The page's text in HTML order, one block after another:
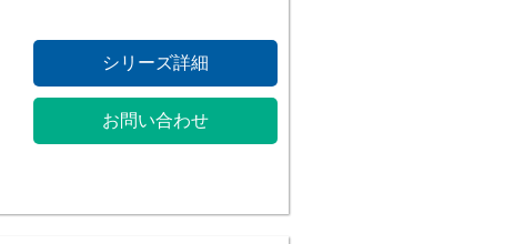
シリーズ詳細
お問い合わせ